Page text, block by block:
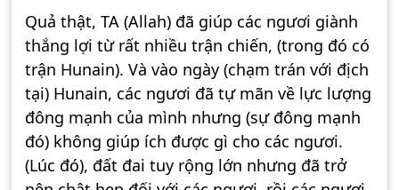
Quả thật, TA (Allah) đã giúp các ngươi giành
thắng lợi từ rất nhiều trận chiến, (trong đó có
trận Hunain). Và vào ngày (chạm trán với địch
tại) Hunain, các ngươi đã tự mãn về lực lượng
đông mạnh của mình nhưng (sự đông mạnh
đó) không giúp ích được gì cho các ngươi.
(Lúc đó), đất đai tuy rộng lớn nhưng đã trở